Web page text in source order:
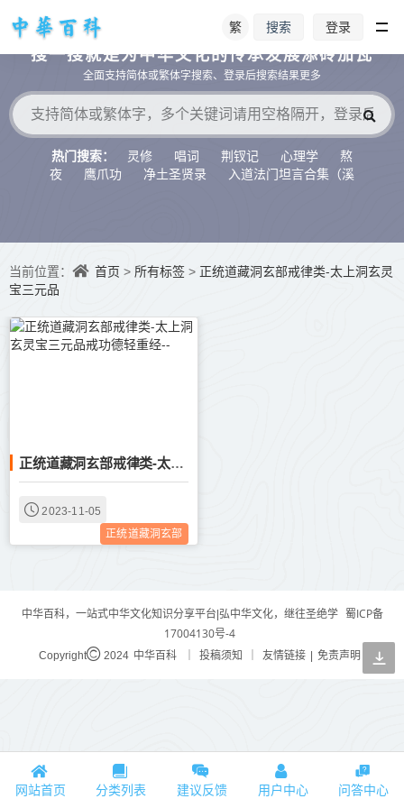
繁 搜索 登录
搜一搜就是为中华文化的传承发展添砖加瓦
全面支持简体或繁体字搜索、登录后搜索结果更多
热门搜索： 灵修 唱词 荆钗记 心理学
熬
夜
鹰爪功 净土圣贤录
入道法门坦言合集（溪
当前位置： 首页 > 所有标签 > 正统道藏洞玄部戒律类-太上洞玄灵
宝三元品
正统道藏洞玄部戒律类-太上洞玄灵宝三元品戒功德轻重经--
2023-11-05
正统道藏洞玄部
中华百科，一站式中华文化知识分享平台|弘中华文化，继往圣绝学 蜀ICP备
17004130号-4
Copyright 2024 中华百科 投稿须知 友情链接 | 免责声明
网站首页 分类列表 建议反馈 用户中心 问答中心